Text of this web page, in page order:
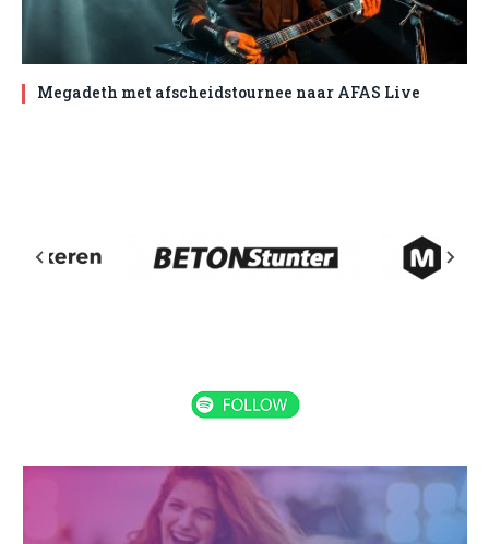
Megadeth met afscheidstournee naar AFAS Live